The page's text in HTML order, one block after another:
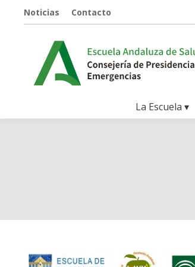
Noticias Contacto
La Escuela ▾